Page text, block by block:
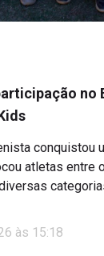
no
conquistou
atletas entre
às 15:18